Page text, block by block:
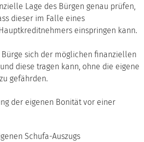
Lage des Bürgen genau prüfen,
dieser im Falle eines
einspringen kann.
Bürge sich der möglichen finanziellen
diese tragen kann, ohne die eigene
gefährden.
der eigenen Bonität vor einer
Schufa-Auszugs